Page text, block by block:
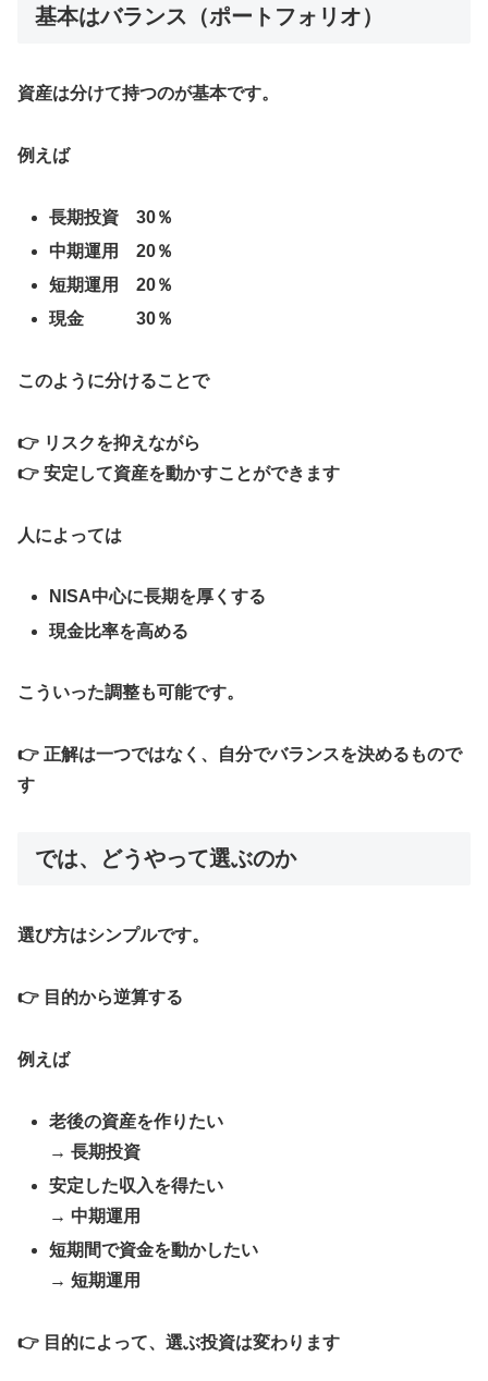
基本はバランス（ポートフォリオ）
資産は分けて持つのが基本です。
例えば
長期投資 30％
中期運用 20％
短期運用 20％
現金 30％
このように分けることで
👉 リスクを抑えながら
👉 安定して資産を動かすことができます
人によっては
NISA中心に長期を厚くする
現金比率を高める
こういった調整も可能です。
👉 正解は一つではなく、自分でバランスを決めるもので
す
では、どうやって選ぶのか
選び方はシンプルです。
👉 目的から逆算する
例えば
老後の資産を作りたい
→ 長期投資
安定した収入を得たい
→ 中期運用
短期間で資金を動かしたい
→ 短期運用
👉 目的によって、選ぶ投資は変わります